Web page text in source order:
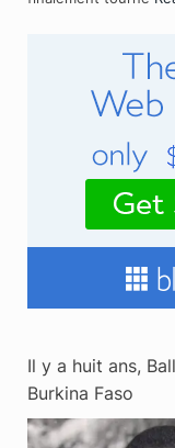
Il y a huit ans,
Burkina Faso